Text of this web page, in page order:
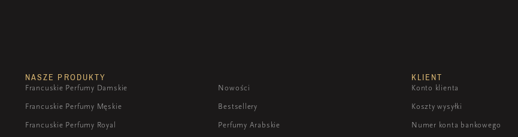
NASZE PRODUKTY
Francuskie Perfumy Damskie
Francuskie Perfumy Męskie
Francuskie Perfumy Royal
Nowości
Bestsellery
Perfumy Arabskie
KLIENT
Konto klienta
Koszty wysyłki
Numer konta bankowego